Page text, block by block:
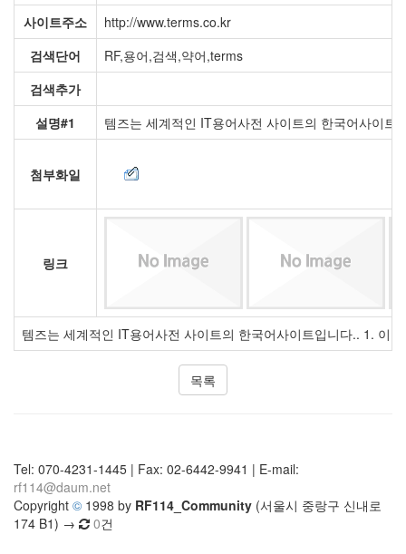
사이트주소
http://www.terms.co.kr
검색단어
RF,용어,검색,약어,terms
검색추가
설명#1
템즈는 세계적인 IT용어사전 사이트의 한국어사이트
첨부화일
링크
템즈는 세계적인 IT용어사전 사이트의 한국어사이트입니다.. 1. 이
목록
Tel: 070-4231-1445 | Fax: 02-6442-9941 | E-mail:
rf114@daum.net
Copyright © 1998 by RF114_Community (서울시 중랑구 신내로
174 B1) →
0건